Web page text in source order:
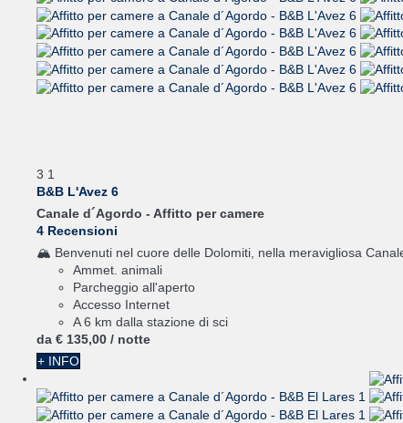
3 1
B&B L'Avez 6
Canale d´Agordo - Affitto per camere
4 Recensioni
🏔️ Benvenuti nel cuore delle Dolomiti, nella meravigliosa
Ammet. animali
Parcheggio all'aperto
Accesso Internet
A 6 km dalla stazione di sci
da € 135,00 / notte
+ INFO